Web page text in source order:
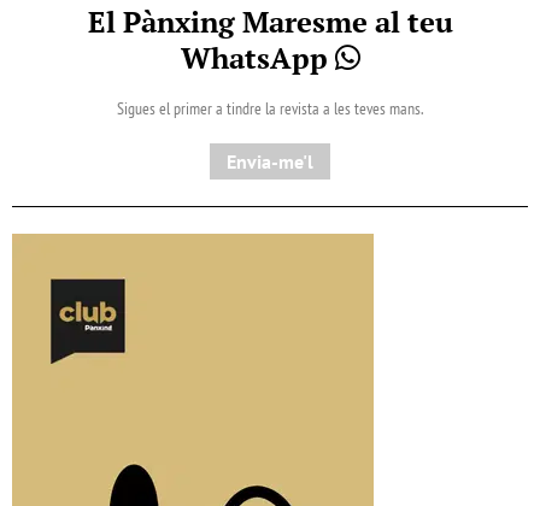
El Pànxing Maresme al teu
WhatsApp
Sigues el primer a tindre la revista a les teves mans.
Envia-me'l